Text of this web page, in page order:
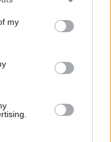
You may click to
third-party tags to
in below Google
my